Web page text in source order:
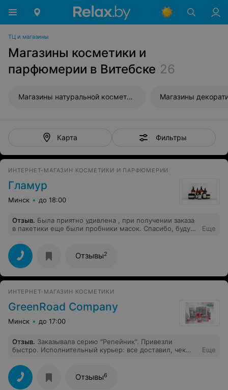
ТЦ и магазины
Магазины косметики и
парфюмерии в Витебске 26
Магазины натуральной косметики
Карта Фильтры
ИНТЕРНЕТ-МАГАЗИН КОСМЕТИКИ И ПАРФЮМЕРИИ
Гламур
Минск до 18:00
Отзыв. Была приятно удивлена , при получении заказа
в пакетики еще были пробники масок. Спасибо, буду
Еще
Отзывы2
ИНТЕРНЕТ-МАГАЗИН КОСМЕТИКИ
GreenRoad Company
Минск до 17:00
Отзыв. Заказывала серию "Репейник". Привезли
быстро. Исполнительный курьер: все доставил, чек
еще был и приятный сюрприз. Я довольна! Буду
заказывать еще.
Еще
Отзывы6